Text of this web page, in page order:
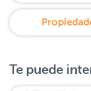
Te puede